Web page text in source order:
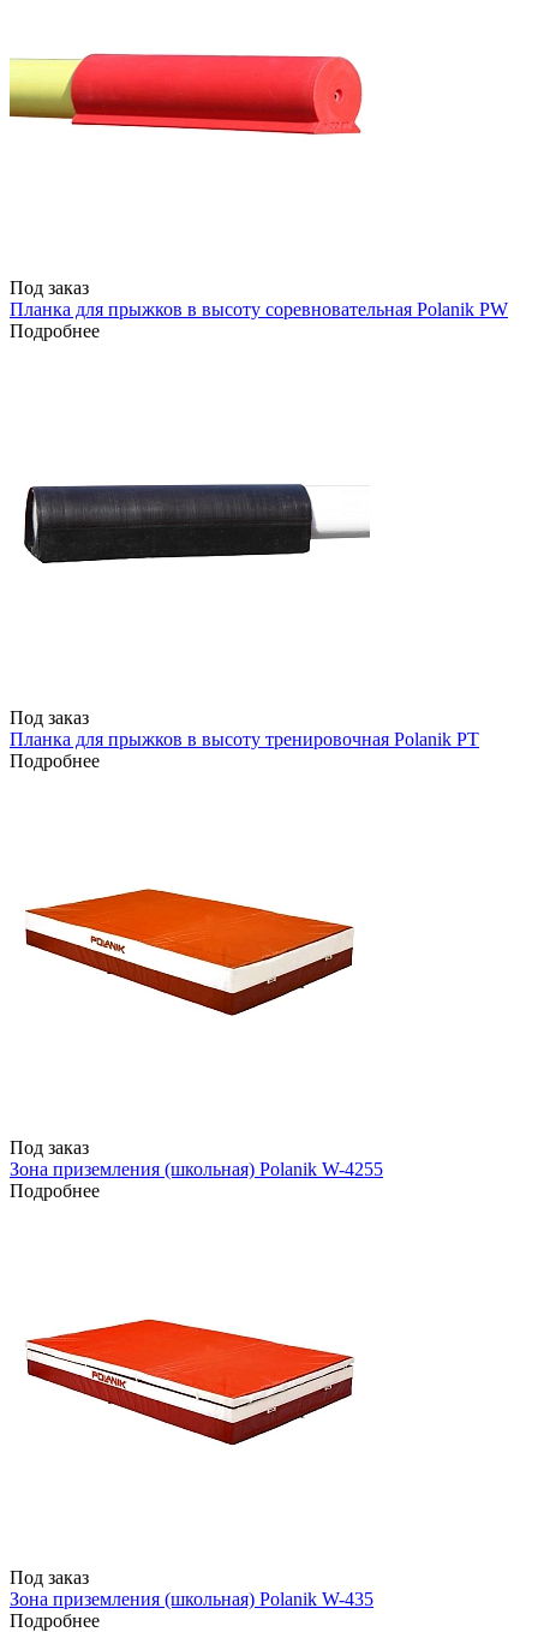
Под заказ
Планка для прыжков в высоту соревновательная Polanik PW
Подробнее
Под заказ
Планка для прыжков в высоту тренировочная Polanik PT
Подробнее
Под заказ
Зона приземления (школьная) Polanik W-4255
Подробнее
Под заказ
Зона приземления (школьная) Polanik W-435
Подробнее